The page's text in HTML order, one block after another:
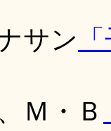
サン
Ｍ・Ｂ